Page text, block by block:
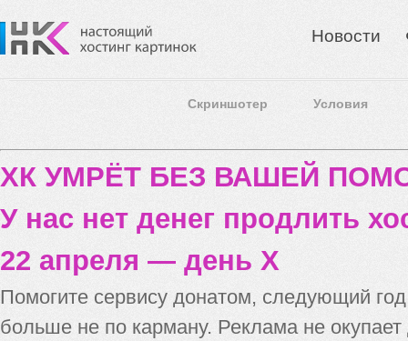
Новости
Скриншотер Условия
ХК УМРЁТ БЕЗ ВАШЕЙ
У нас нет денег продлить
22 апреля — день X
Помогите сервису донатом, следующий
больше не по карману. Реклама не